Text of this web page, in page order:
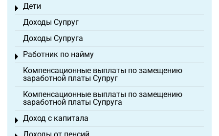
Дети
Toggle menu
Доходы Супруг
Доходы Супруга
Работник по найму
Toggle menu
Компенсационные выплаты по замещению
заработной платы Супруг
Компенсационные выплаты по замещению
заработной платы Супруга
Доход с капитала
Toggle menu